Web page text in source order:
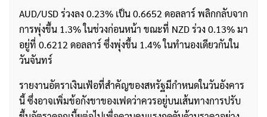
AUD/USD ร่วงลง 0.23% เป็น 0.6652 ดอลลาร์ พลิกกลับจาก
การพุ่งขึ้น 1.3% ในช่วงก่อนหน้า ขณะที่ NZD ร่วง 0.13% มา
อยู่ที่ 0.6212 ดอลลาร์ ซึ่งพุ่งขึ้น 1.4% ในทำนองเดียวกันใน
วันจันทร์
รายงานอัตราเงินเฟ้อที่สำคัญของสหรัฐมีกำหนดในวันอังคาร
นี้ ซึ่งอาจเพิ่มข้อกังขาของเฟดว่าควรอยู่บนเส้นทางการปรับ